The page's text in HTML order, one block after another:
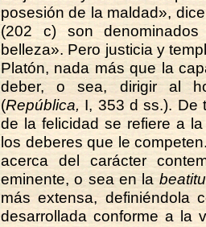
posesión de la maldad»,
(202 c) son
belleza». Pero justicia y
Platón, nada más que la
deber, o sea, dirigir al
(República, I, 353 d ss.). De
de la felicidad se refiere a
los deberes que le
acerca del carácter
eminente, o sea en la
más extensa, definiéndola
desarrollada conforme a la